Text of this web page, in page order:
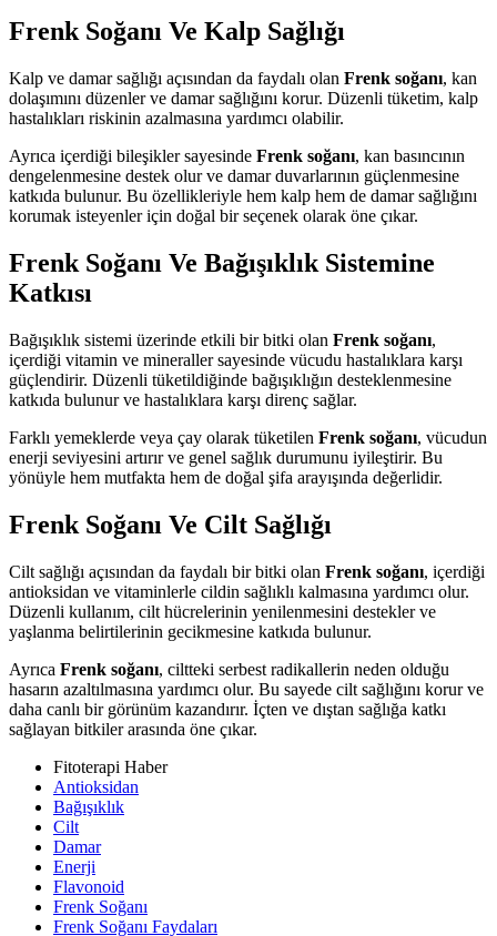
Frenk Soğanı Ve Kalp Sağlığı
Kalp ve damar sağlığı açısından da faydalı olan Frenk soğanı, kan
dolaşımını düzenler ve damar sağlığını korur. Düzenli tüketim, kalp
hastalıkları riskinin azalmasına yardımcı olabilir.
Ayrıca içerdiği bileşikler sayesinde Frenk soğanı, kan basıncının
dengelenmesine destek olur ve damar duvarlarının güçlenmesine
katkıda bulunur. Bu özellikleriyle hem kalp hem de damar sağlığını
korumak isteyenler için doğal bir seçenek olarak öne çıkar.
Frenk Soğanı Ve Bağışıklık Sistemine
Katkısı
Bağışıklık sistemi üzerinde etkili bir bitki olan Frenk soğanı,
içerdiği vitamin ve mineraller sayesinde vücudu hastalıklara karşı
güçlendirir. Düzenli tüketildiğinde bağışıklığın desteklenmesine
katkıda bulunur ve hastalıklara karşı direnç sağlar.
Farklı yemeklerde veya çay olarak tüketilen Frenk soğanı, vücudun
enerji seviyesini artırır ve genel sağlık durumunu iyileştirir. Bu
yönüyle hem mutfakta hem de doğal şifa arayışında değerlidir.
Frenk Soğanı Ve Cilt Sağlığı
Cilt sağlığı açısından da faydalı bir bitki olan Frenk soğanı, içerdiği
antioksidan ve vitaminlerle cildin sağlıklı kalmasına yardımcı olur.
Düzenli kullanım, cilt hücrelerinin yenilenmesini destekler ve
yaşlanma belirtilerinin gecikmesine katkıda bulunur.
Ayrıca Frenk soğanı, ciltteki serbest radikallerin neden olduğu
hasarın azaltılmasına yardımcı olur. Bu sayede cilt sağlığını korur ve
daha canlı bir görünüm kazandırır. İçten ve dıştan sağlığa katkı
sağlayan bitkiler arasında öne çıkar.
Fitoterapi Haber
Antioksidan
Bağışıklık
Cilt
Damar
Enerji
Flavonoid
Frenk Soğanı
Frenk Soğanı Faydaları